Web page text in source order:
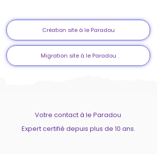
Création site à le Paradou
Migration site à le Paradou
Votre contact à le Paradou
Expert certifié depuis plus de 10 ans.